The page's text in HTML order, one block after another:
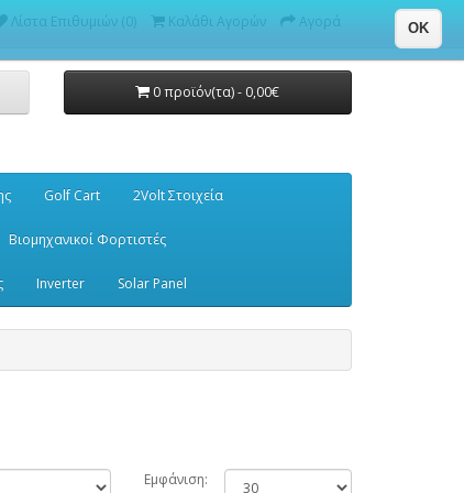
OK
Λίστα Επιθυμιών (0) Καλάθι Αγορών Αγορά
0 προϊόν(τα) - 0,00€
Golf Cart 2Volt Στοιχεία
Βιομηχανικοί Φορτιστές
Inverter Solar Panel
Εμφάνιση: